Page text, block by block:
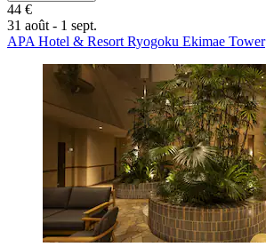
44 €
31 août - 1 sept.
APA Hotel & Resort Ryogoku Ekimae Tower